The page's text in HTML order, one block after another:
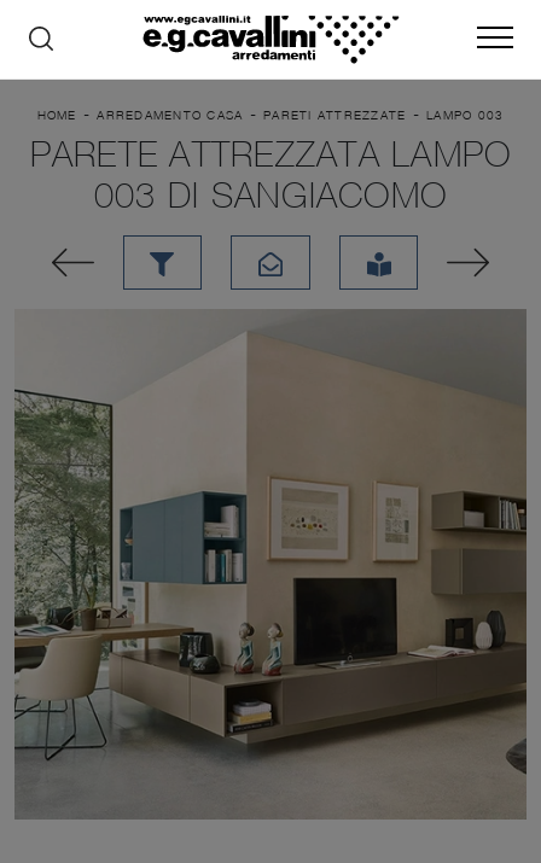
HOME -ARREDAMENTO CASA -PARETI ATTREZZATE -LAMPO 003
PARETE ATTREZZATA LAMPO
003 DI SANGIACOMO